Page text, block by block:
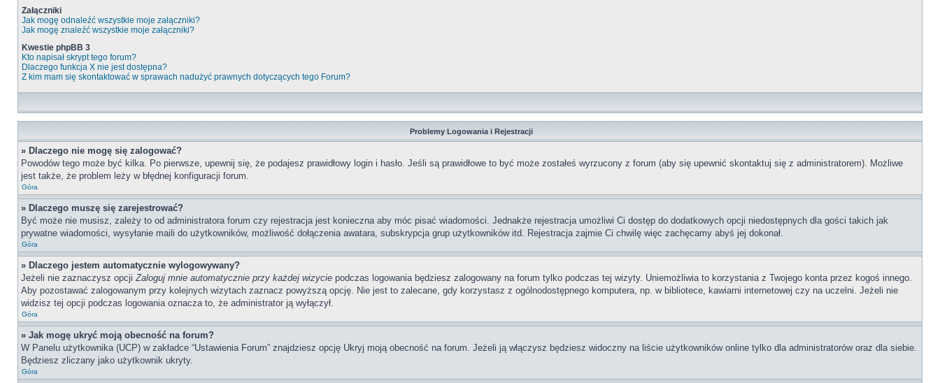
Załączniki
Jak mogę odnaleźć wszystkie moje załączniki?
Jak mogę znaleźć wszystkie moje załączniki?
Kwestie phpBB 3
Kto napisał skrypt tego forum?
Dlaczego funkcja X nie jest dostępna?
Z kim mam się skontaktować w sprawach nadużyć prawnych dotyczących tego Forum?
Problemy Logowania i Rejestracji
» Dlaczego nie mogę się zalogować?
Powodów tego może być kilka. Po pierwsze, upewnij się, że podajesz prawidłowy login i hasło. Jeśli są prawidłowe to być może zostałeś wyrzucony z forum (aby się upewnić skontaktuj się z administratorem). Możliwe
jest także, że problem leży w błędnej konfiguracji forum.
Góra
» Dlaczego muszę się zarejestrować?
Być może nie musisz, zależy to od administratora forum czy rejestracja jest konieczna aby móc pisać wiadomości. Jednakże rejestracja umożliwi Ci dostęp do dodatkowych opcji niedostępnych dla gości takich jak
prywatne wiadomości, wysyłanie maili do użytkowników, możliwość dołączenia awatara, subskrypcja grup użytkowników itd. Rejestracja zajmie Ci chwilę więc zachęcamy abyś jej dokonał.
Góra
» Dlaczego jestem automatycznie wylogowywany?
Jeżeli nie zaznaczysz opcjiZaloguj mnie automatycznie przy każdej wizycie podczas logowania będziesz zalogowany na forum tylko podczas tej wizyty. Uniemożliwia to korzystania z Twojego konta przez kogoś innego.
Aby pozostawać zalogowanym przy kolejnych wizytach zaznacz powyższą opcję. Nie jest to zalecane, gdy korzystasz z ogólnodostępnego komputera, np. w bibliotece, kawiarni internetowej czy na uczelni. Jeżeli nie
widzisz tej opcji podczas logowania oznacza to, że administrator ją wyłączył.
Góra
» Jak mogę ukryć moją obecność na forum?
W Panelu użytkownika (UCP) w zakładce “Ustawienia Forum” znajdziesz opcję Ukryj moją obecność na forum. Jeżeli ją włączysz będziesz widoczny na liście użytkowników online tylko dla administratorów oraz dla siebie.
Będziesz zliczany jako użytkownik ukryty.
Góra